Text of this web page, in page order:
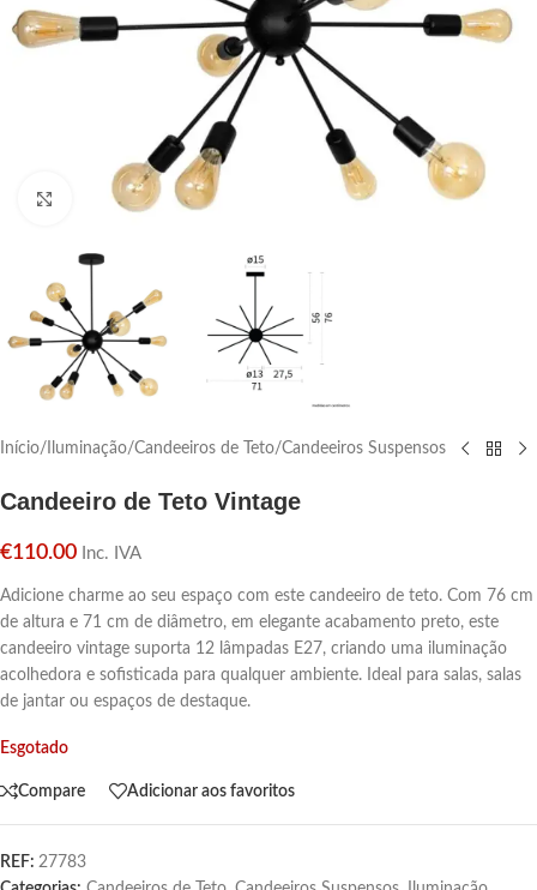
Click para aumentar
Início/ Iluminação/Candeeiros de Teto/Candeeiros Suspensos
Candeeiro de Teto Vintage
€110.00 Inc. IVA
Adicione charme ao seu espaço com este candeeiro de teto. Com 76 cm
de altura e 71 cm de diâmetro, em elegante acabamento preto, este
candeeiro vintage suporta 12 lâmpadas E27, criando uma iluminação
acolhedora e sofisticada para qualquer ambiente. Ideal para salas, salas
de jantar ou espaços de destaque.
Esgotado
Compare Adicionar aos favoritos
REF: 27783